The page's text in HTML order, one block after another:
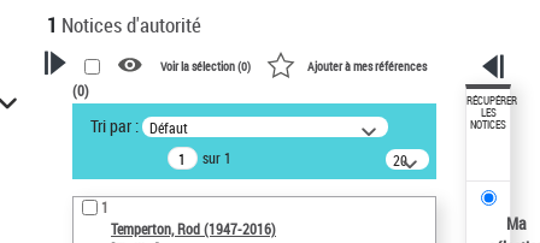
1 Notices d'autorité
VOTRE RECHERCHE
Recherche avancée dans les
notices d’autorité
Œuvres liées à l'auteur :
Temperton, Rod (1947-2016)
Voir la sélection (0) Ajouter à mes références
(0)
Tri par : Défaut
sur 1
20
résultats/page
1
Temperton, Rod (1947-2016)
RÉCUPÉRER
LES
NOTICES
Ma